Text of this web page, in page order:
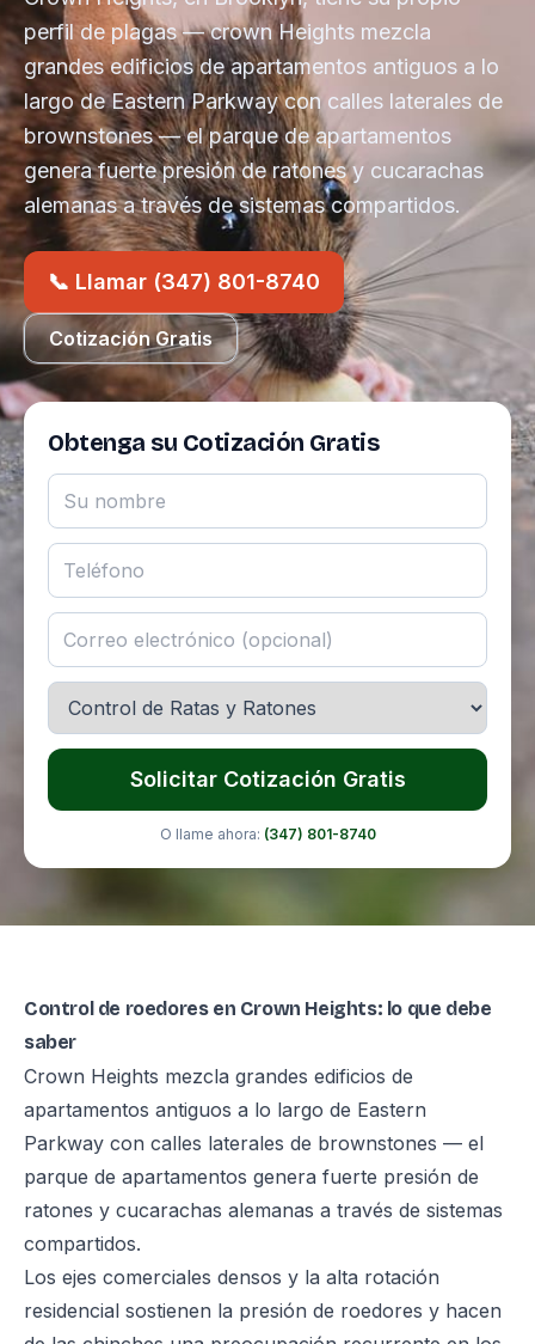
perfil de plagas — crown Heights mezcla
grandes edificios de apartamentos antiguos a lo
largo de Eastern Parkway con calles laterales de
brownstones — el parque de apartamentos
genera fuerte presión de ratones y cucarachas
alemanas a través de sistemas compartidos.
📞 Llamar (347) 801-8740
Cotización Gratis
Obtenga su Cotización Gratis
Solicitar Cotización Gratis
O llame ahora: (347) 801-8740
Control de roedores en Crown Heights: lo que debe
saber
Crown Heights mezcla grandes edificios de
apartamentos antiguos a lo largo de Eastern
Parkway con calles laterales de brownstones — el
parque de apartamentos genera fuerte presión de
ratones y cucarachas alemanas a través de sistemas
compartidos.
Los ejes comerciales densos y la alta rotación
residencial sostienen la presión de roedores y hacen